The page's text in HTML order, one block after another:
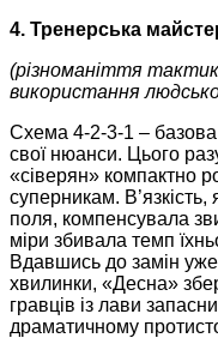
4. Тренерська
(різноманіття
використання
Схема 4-2-3-1 –
свої нюанси. Цього
«сіверян» компактно
суперникам. В’язкість,
поля, компенсувала
міри збивала темп
Вдавшись до замін
хвилинки, «Десна»
гравців із лави
драматичному